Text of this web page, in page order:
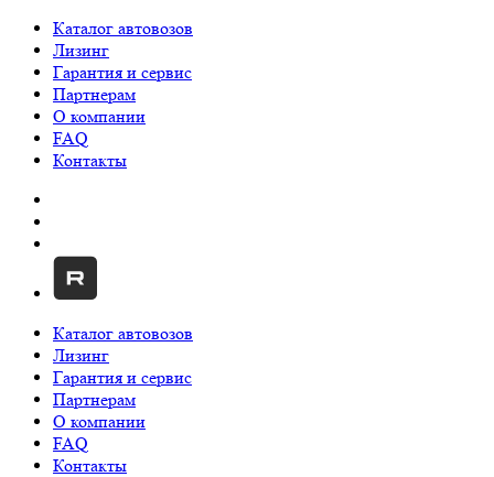
Каталог автовозов
Лизинг
Гарантия и сервис
Партнерам
О компании
FAQ
Контакты
Каталог автовозов
Лизинг
Гарантия и сервис
Партнерам
О компании
FAQ
Контакты